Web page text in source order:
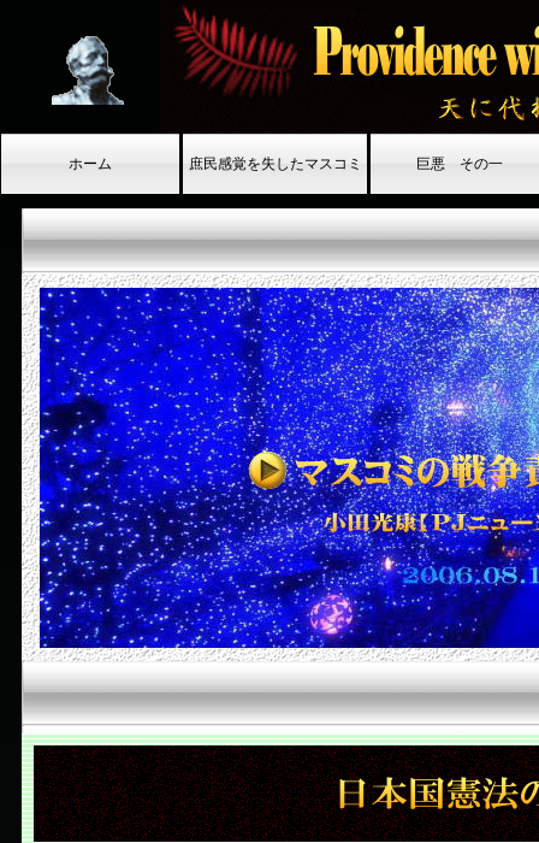
ホーム 庶民感覚を失したマスコミ 巨悪 その一